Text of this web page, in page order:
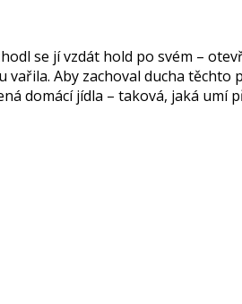
se jí vzdát hold po svém –
Aby zachoval ducha těchto
domácí jídla – taková, jaká umí